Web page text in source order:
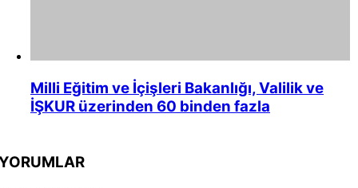
Milli Eğitim ve İçişleri Bakanlığı, Valilik ve
İŞKUR üzerinden 60 binden fazla